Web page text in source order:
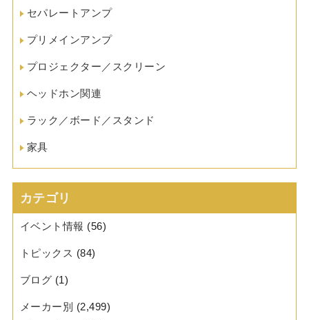
セパレートアンプ
プリメインアンプ
プロジェクター／スクリーン
ヘッドホン関連
ラック／ボード／スタンド
家具
カテゴリ
イベント情報 (56)
トピックス (84)
ブログ (1)
メーカー別 (2,499)